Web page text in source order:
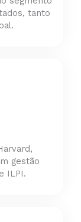
tanto
gestão
ILPI.